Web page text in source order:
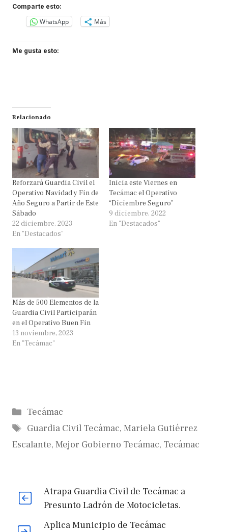
Comparte esto:
WhatsApp Más
Me gusta esto:
Relacionado
Reforzará Guardia Civil el
Operativo Navidad y Fin de
Año Seguro a Partir de Este
Sábado
22 diciembre, 2023
En "Destacados"
Inicia este Viernes en
Tecámac el Operativo
“Diciembre Seguro”
9 diciembre, 2022
En "Destacados"
Más de 500 Elementos de la
Guardia Civil Participarán
en el Operativo Buen Fin
13 noviembre, 2023
En "Tecámac"
Categorías
Tecámac
Etiquetas
Guardia Civil Tecámac, Mariela Gutiérrez
Escalante, Mejor Gobierno Tecámac, Tecámac
Atrapa Guardia Civil de Tecámac a
Presunto Ladrón de Motocicletas.
Aplica Municipio de Tecámac